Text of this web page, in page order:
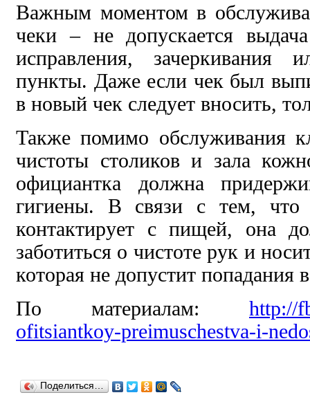
Важным моментом в
чеки – не допускается
исправления, зачеркивания
пункты. Даже если чек был
в новый чек следует вносить,
Также помимо обслуживания
чистоты столиков и зала
официантка должна
гигиены. В связи с тем, что
контактирует с пищей, она
заботиться о чистоте рук и
которая не допустит попадания
По материалам: http://
ofitsiantkoy-preimuschestva-i-
Поделиться…